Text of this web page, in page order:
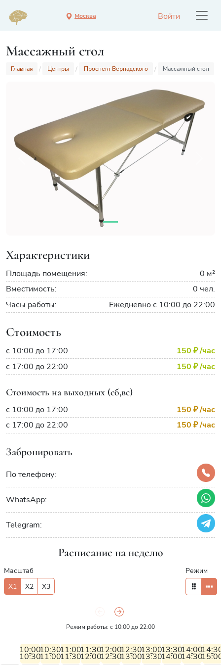
Москва Войти
Массажный стол
Главная Центры Проспект Вернадского Массажный стол
Previous
Характеристики
Площадь помещения:
0 м²
Вместимость:
0 чел.
Часы работы:
Ежедневно с 10:00 до 22:00
Стоимость
с 10:00 до 17:00 150 ₽/час
с 17:00 до 22:00
150 ₽/час
Стоимость на выходных (сб,вс)
с 10:00 до 17:00 150 ₽/час
с 17:00 до 22:00
150 ₽/час
Забронировать
По телефону:
WhatsApp:
Telegram:
Расписание на неделю
Масштаб
X1 X2 X3
Режим
Режим работы: с 10:00 до 22:00
10:00
-
10:30
10:30
-
11:00
11:00
-
11:30
11:30
-
12:00
12:00
-
12:30
12:30
-
13:00
13:00
-
13:30
13:30
-
14:00
14:00
-
14:30 -